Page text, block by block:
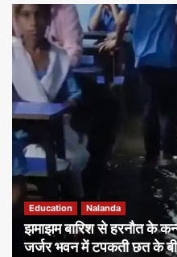
Education Nalanda
झमाझम बारिश से हरनौत के
जर्जर भवन में टपकती छत के